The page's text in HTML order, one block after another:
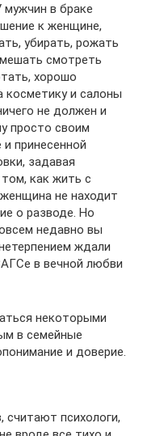
мужчин в браке
к женщине,
убирать, рожать
смотреть
хорошо
косметику и салоны
не должен и
просто своим
принесенной
задавая
как жить с
не находит
о разводе. Но
недавно вы
ждали
в вечной любви
некоторыми
в семейные
и доверие.
считают психологи,